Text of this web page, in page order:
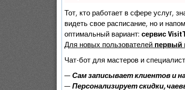
Тот, кто работает в сфере услуг,
видеть свое расписание, но и
оптимальный вариант: сервис
Для новых пользователей первый
Чат-бот для мастеров и
— Сам записывает клиентов и
— Персонализирует скидки,